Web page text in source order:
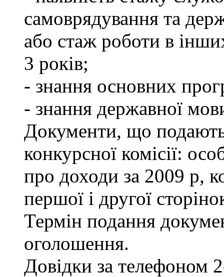
самоврядування та
або стаж роботи в
3 років;
- знання основних
- знання державної
Документи, що
конкурсної комісії:
про доходи за 2009 р,
першої і другої
Термін подання
оголошення.
Довідки за телефоном